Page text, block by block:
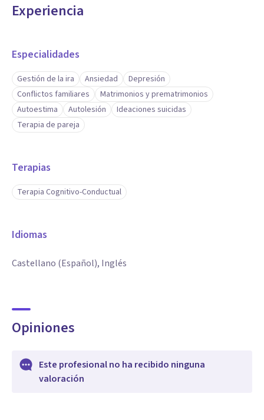
Experiencia
Especialidades
Gestión de la ira Ansiedad
Depresión
Conflictos familiares
Matrimonios y prematrimonios
Autoestima
Autolesión
Ideaciones suicidas
Terapia de pareja
Terapias
Terapia Cognitivo-Conductual
Idiomas
Castellano (Español), Inglés
Opiniones
Este profesional no ha recibido ninguna
valoración